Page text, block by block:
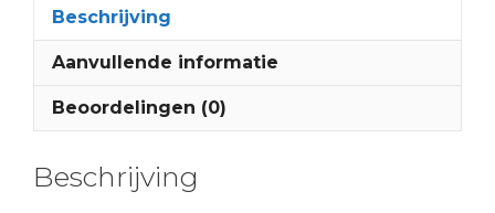
Beschrijving
Aanvullende informatie
Beoordelingen (0)
Beschrijving